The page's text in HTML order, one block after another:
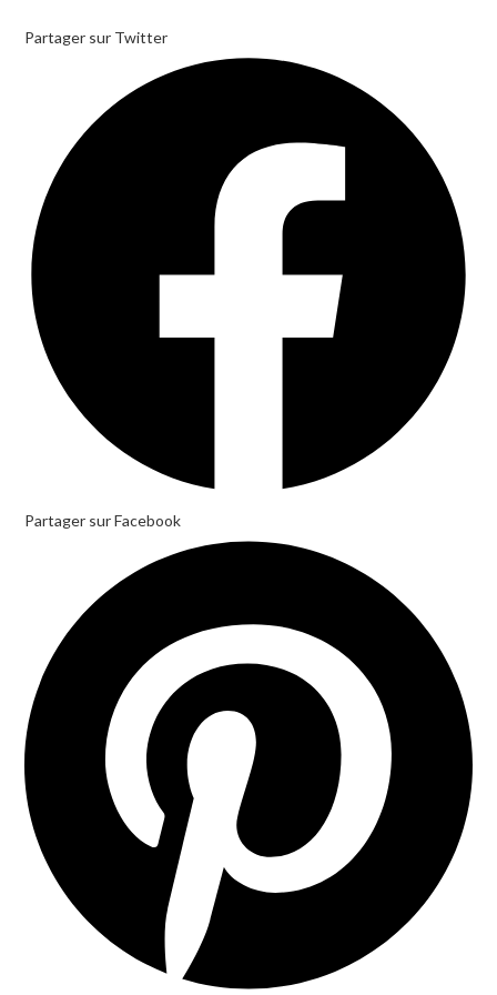
Partager sur Twitter
window
Partager sur Facebook
window